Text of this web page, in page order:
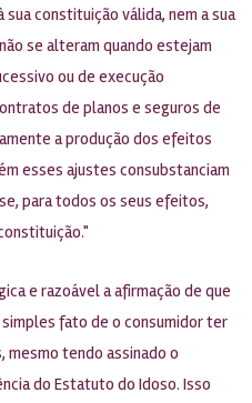
constituição válida, nem a sua
se alteram quando estejam
ou de execução
de planos e seguros de
a produção dos efeitos
esses ajustes consubstanciam
para todos os seus efeitos,
e razoável a afirmação de que
fato de o consumidor ter
mesmo tendo assinado o
do Estatuto do Idoso. Isso